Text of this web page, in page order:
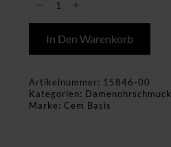
925
rhodiniert
Menge
In Den Warenkorb
Artikelnummer: 15846-00
Kategorien: Damenohrschmuck
Marke: Cem Basis